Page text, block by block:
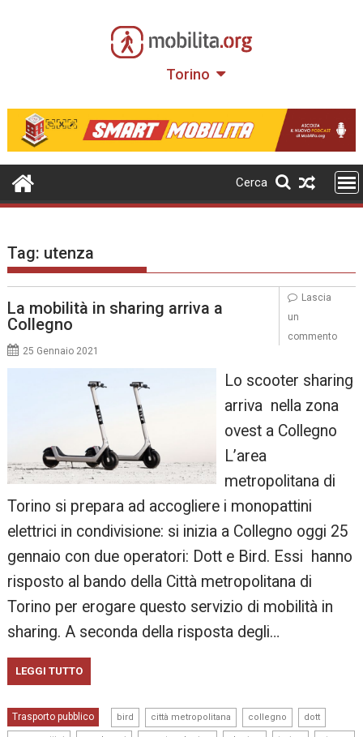
Torino
Cerca
Tag: utenza
La mobilità in sharing arriva a
Collegno
25 Gennaio 2021
Lo scooter sharing
arriva nella zona
ovest a Collegno
L’area
metropolitana di
Torino si prepara ad accogliere i monopattini
elettrici in condivisione: si inizia a Collegno oggi 25
gennaio con due operatori: Dott e Bird. Essi hanno
risposto al bando della Città metropolitana di
Torino per erogare questo servizio di mobilità in
sharing. A seconda della risposta degli…
LEGGI TUTTO
Trasporto pubblico bird città metropolitana collegno dott
Lascia
un
commento